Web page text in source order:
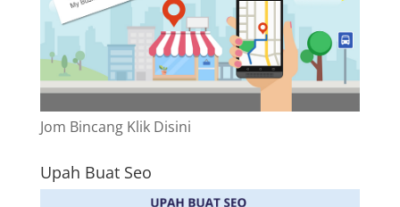
Jom Bincang Klik Disini
Upah Buat Seo